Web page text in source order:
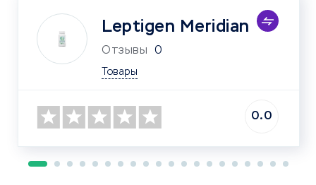
Leptigen Meridian
Отзывы 0
Товары
0.0